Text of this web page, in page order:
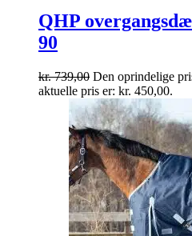
QHP
90
kr.739,00 Den oprindelige
aktuelle pris er: kr. 450,00.